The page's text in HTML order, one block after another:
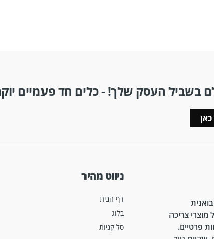
בשביל העסק שלך! - כלים חד פעמיים
מוצרי צריכה
פרטיים.
ניווט מהיר
דף הבית
בלוג
סל קניות